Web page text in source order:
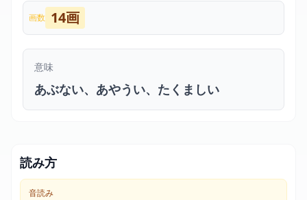
画数 14画
意味
あぶない、あやうい、たくましい
読み方
音読み